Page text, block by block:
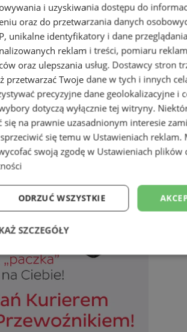
nad Bałtykiem w
Morze
i uzyskiwania dostępu do
oraz do przetwarzania danych
unikalne identyfikatory i dane
reklam i treści, pomiaru
oraz ulepszania usług. Dostawcy stron
przetwarzać Twoje dane w tych i innych
precyzyjne dane geolokalizacyjne i
dotyczą wyłącznie tej witryny.
się na prawnie uzasadnionym interesie
się temu w Ustawieniach reklam.
swoją zgodę w Ustawieniach plików
ODRZUĆ WSZYSTKIE
SZCZEGÓŁY
Wydajność
Niesklasyfikowane